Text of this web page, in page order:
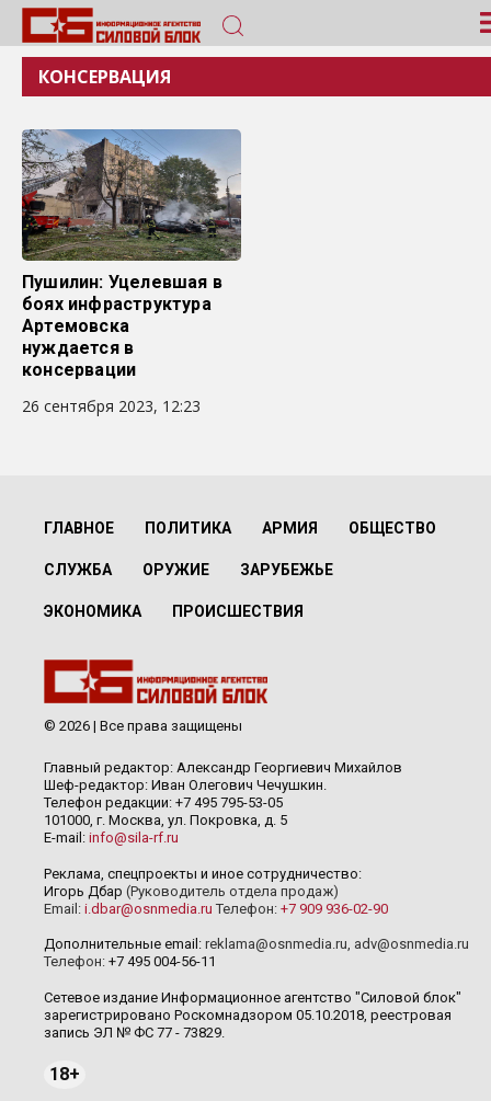
КОНСЕРВАЦИЯ
Пушилин: Уцелевшая в
боях инфраструктура
Артемовска
нуждается в
консервации
26 сентября 2023, 12:23
ГЛАВНОЕ ПОЛИТИКА АРМИЯ ОБЩЕСТВО
СЛУЖБА ОРУЖИЕ ЗАРУБЕЖЬЕ
ЭКОНОМИКА ПРОИСШЕСТВИЯ
© 2026 | Все права защищены
Главный редактор: Александр Георгиевич Михайлов
Шеф-редактор: Иван Олегович Чечушкин.
Телефон редакции: +7 495 795-53-05
101000, г. Москва, ул. Покровка, д. 5
E-mail: info@sila-rf.ru
Реклама, спецпроекты и иное сотрудничество:
Игорь Дбар (Руководитель отдела продаж)
Email: i.dbar@osnmedia.ru Телефон: +7 909 936-02-90
Дополнительные email: reklama@osnmedia.ru, adv@osnmedia.ru
Телефон: +7 495 004-56-11
Сетевое издание Информационное агентство "Силовой блок"
зарегистрировано Роскомнадзором 05.10.2018, реестровая
запись ЭЛ № ФС 77 - 73829.
18+